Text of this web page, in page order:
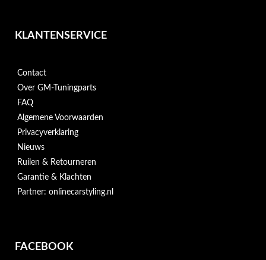
KLANTENSERVICE
Contact
Over GM-Tuningparts
FAQ
Algemene Voorwaarden
Privacyverklaring
Nieuws
Ruilen & Retourneren
Garantie & Klachten
Partner: onlinecarstyling.nl
FACEBOOK